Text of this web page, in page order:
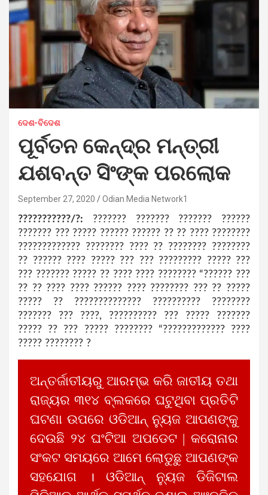
ଦେଶ-ବିଦେଶ
ପୂର୍ବତନ କେନ୍ଦ୍ର ମନ୍ତ୍ରୀ
ଯଶବନ୍ତ ସିଂଙ୍କ ପରଲୋକ
September 27, 2020 Odian Media Network1
???????????/?: ??????? ??????? ??????? ??????
??????? ??? ????? ?????? ?????? ?? ?? ???? ????????
????????????? ???????? ???? ?? ???????? ????????
?? ?????? ???? ????? ??? ??? ????????? ????? ???
??? ??????? ????? ?? ???? ???? ???????? “?????? ???
?? ?? ???? ???? ?????? ???? ???????? ??? ?? ?????
????? ?? ?????????????? ?????????? ????????
??????? ??? ????, ?????????? ??? ????? ???????
????? ?? ??? ????? ???????? “????????????? ????
????? ???????? ?
ଅନ୍ତର୍ଜାତୀୟରୁ ଆରମ୍ଭ କରି ଜାତୀୟ ତଥା
ରାଜ୍ୟର ୩୧୪ ବ୍ଲକରେ ଘଟୁଥିବା ପ୍ରତିଟି
ଘଟଣା ଉପରେ ଓଡିଆନ୍ ନ୍ୟୁଜ ଆପଣଙ୍କୁ
ଦେଉଛି ୨୪ ଘଂଟିଆ ଅପଡେଟ | କରୋନାର
ସଂକଟ ସମୟରେ ଆମେ ଲୋଡୁଛୁ ଆପଣଙ୍କ
ସହଯୋଗ । ଓଡିଆନ୍ ନ୍ୟୁଜ ଡିଜିଟାଲ